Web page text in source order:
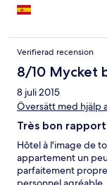
Verifierad recension
8/10 Mycket
8 juli 2015
Översätt med hjälp
Très bon
Hôtel à l'image de
appartement un
parfaitement